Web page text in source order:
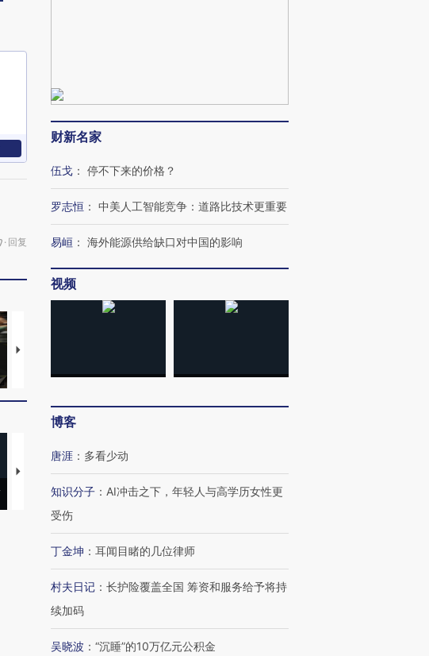
· 回复
马航飞行员跨国走私7万
育部长拱下台
飞地休达
【推广】走进第四届链博
会，让数智科技“链”接产
【特别呈现】寻找100种
有意思的生活方式·第三对
【商旅对话】华住集团
CFO：不靠规模取胜，华
住三大增长引擎是什么？
财新名家
伍戈 ： 停不下来的价格？
罗志恒 ： 中美人工智能竞争：道路比技术更重要
易峘 ： 海外能源供给缺口对中国的影响
视频
博客
唐涯 ： 多看少动
知识分子 ： AI冲击之下，年轻人与高学历女性更
受伤
丁金坤 ： 耳闻目睹的几位律师
村夫日记 ： 长护险覆盖全国 筹资和服务给予将持
续加码
吴晓波 ： “沉睡”的10万亿元公积金